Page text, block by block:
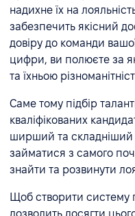
надихне їх на
забезпечить якісний
довіру до команди
цифри, ви полюєте за
та їхньою
Саме тому підбір
кваліфікованих
ширший та складніший
займатися з самого
знайти та розвинути
Щоб створити систему
дозволить досягти